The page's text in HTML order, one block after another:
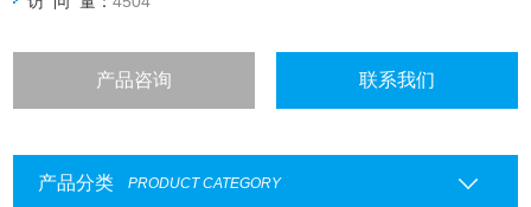
产品咨询 联系我们
产品分类 PRODUCT CATEGORY